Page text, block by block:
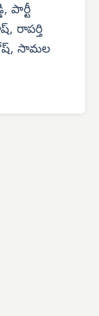
పార్టీ
రాపర్తి
సామల